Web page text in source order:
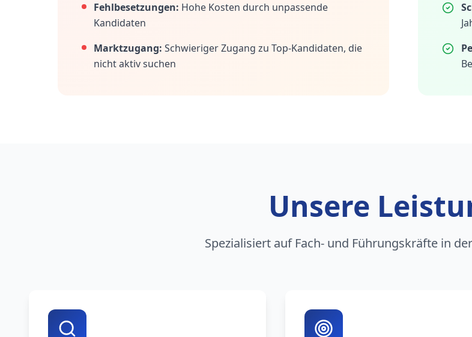
Fehlbesetzungen: Hohe Kosten durch unpassende
Kandidaten
Marktzugang: Schwieriger Zugang zu Top-Kandidaten, die
nicht aktiv suchen
Unsere
Spezialisiert auf Fach- und Führungskräfte in